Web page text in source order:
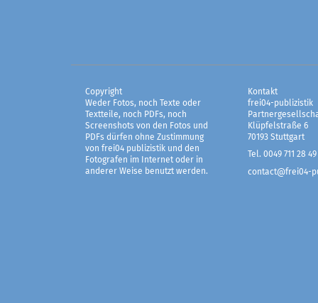
Copyright
Weder Fotos, noch Texte oder
Textteile, noch PDFs, noch
Screenshots von den Fotos und
PDFs dürfen ohne Zustimmung
von frei04 publizistik und den
Fotografen im Internet oder in
anderer Weise benutzt werden.
Kontakt
frei04-publizistik
Klüpfelstraße 6
70193 Stuttgart
Tel. 0049 711 28 49
contact@frei04-